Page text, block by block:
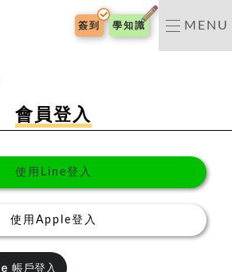
交通安全入口網
簽到 學知識 MENU
會員登入
使用Line登入
使用Apple登入